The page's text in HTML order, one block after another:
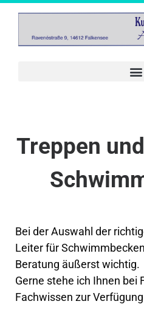
Treppen
Bei der Auswahl der
Leiter für
Beratung äußerst wichtig.
Gerne stehe ich Ihnen bei
Fachwissen zur